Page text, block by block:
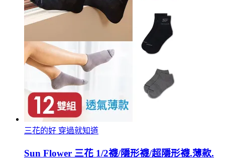
三花的好 穿過就知道
Sun Flower 三花 1/2襪/隱形襪/超隱形襪.薄款.